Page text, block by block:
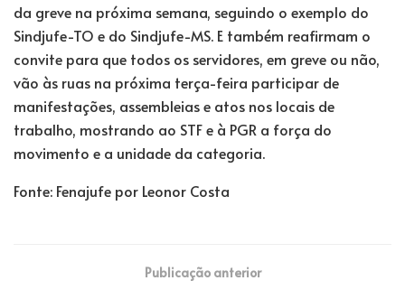
da greve na próxima semana, seguindo o exemplo do
Sindjufe-TO e do Sindjufe-MS. E também reafirmam o
convite para que todos os servidores, em greve ou não,
vão às ruas na próxima terça-feira participar de
manifestações, assembleias e atos nos locais de
trabalho, mostrando ao STF e à PGR a força do
movimento e a unidade da categoria.
Fonte: Fenajufe por Leonor Costa
Publicação anterior